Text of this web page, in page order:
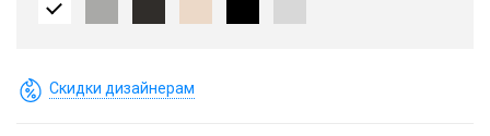
Скидки дизайнерам